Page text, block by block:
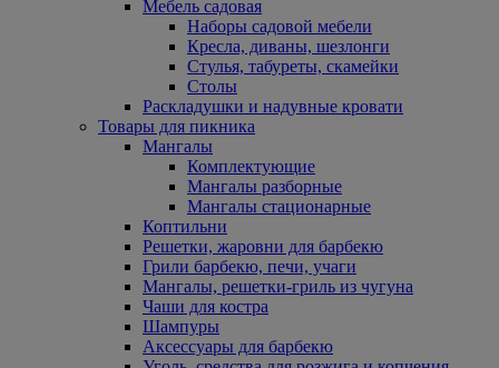
Мебель садовая
Наборы садовой мебели
Кресла, диваны, шезлонги
Стулья, табуреты, скамейки
Столы
Раскладушки и надувные кровати
Товары для пикника
Мангалы
Комплектующие
Мангалы разборные
Мангалы стационарные
Коптильни
Решетки, жаровни для барбекю
Грили барбекю, печи, учаги
Мангалы, решетки-гриль из чугуна
Чаши для костра
Шампуры
Аксессуары для барбекю